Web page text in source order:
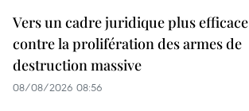
Vers un cadre juridique plus efficace
contre la prolifération des armes de
destruction massive
08/08/2026 08:56